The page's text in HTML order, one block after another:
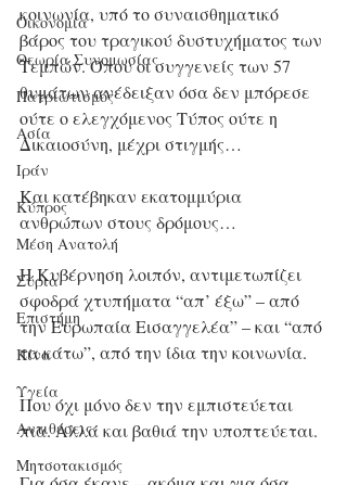
Οικονομία
Θεωρία Συνομωσίας
Πατριωτισμός
Ασία
Ιράν
Κύπρος
Μέση Ανατολή
Σύρια
Επιστήμη
Kίνα
Υγεία
Aντιθέσεις
Μητσοτακισμός
κοινωνία, υπό το συναισθηματικό
βάρος του τραγικού δυστυχήματος των
Τεμπών. Όπου οι συγγενείς των 57
θυμάτων ανέδειξαν όσα δεν μπόρεσε
ούτε ο ελεγχόμενος Τύπος ούτε η
Δικαιοσύνη, μέχρι στιγμής…
Και κατέβηκαν εκατομμύρια
ανθρώπων στους δρόμους…
Η Κυβέρνηση λοιπόν, αντιμετωπίζει
σφοδρά χτυπήματα “απ’ έξω” – από
την Ευρωπαία Εισαγγελέα” – και “από
τα κάτω”, από την ίδια την κοινωνία.
Που όχι μόνο δεν την εμπιστεύεται
πια. Αλλά και βαθιά την υποπτεύεται.